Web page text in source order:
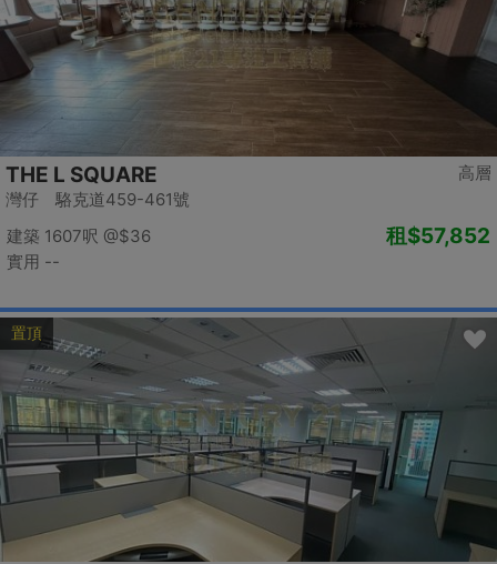
高層
THE L SQUARE
灣仔 駱克道459-461號
建築 1607呎 @$36
實用 --
租$57,852
置頂